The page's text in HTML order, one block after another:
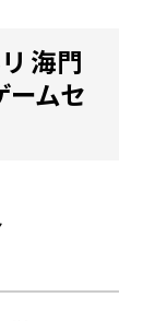
海門
ームセ